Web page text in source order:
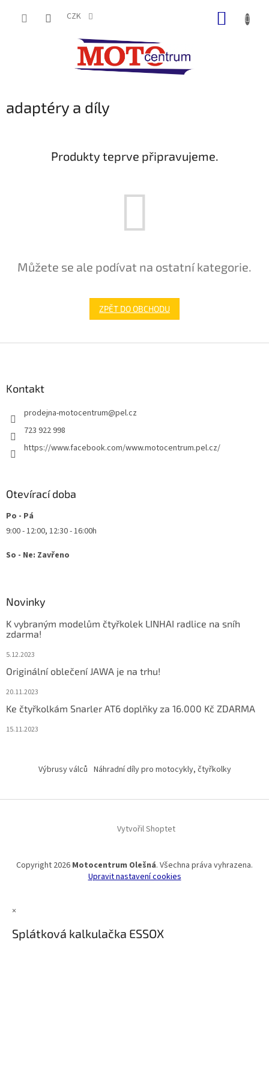
CZK
adaptéry a díly
Produkty teprve připravujeme.
Můžete se ale podívat na ostatní kategorie.
ZPĚT DO OBCHODU
Kontakt
prodejna-motocentrum@pel.cz
723 922 998
https://www.facebook.com/www.motocentrum.pel.cz/
Otevírací doba
Po - Pá
9:00 - 12:00, 12:30 - 16:00h
So - Ne: Zavřeno
Novinky
K vybraným modelům čtyřkolek LINHAI radlice na sníh
zdarma!
5.12.2023
Originální oblečení JAWA je na trhu!
20.11.2023
Ke čtyřkolkám Snarler AT6 doplňky za 16.000 Kč ZDARMA
15.11.2023
Výbrusy válců Náhradní díly pro motocykly, čtyřkolky
Vytvořil Shoptet
Copyright 2026 Motocentrum Olešná. Všechna práva vyhrazena.
Upravit nastavení cookies
×
Splátková kalkulačka ESSOX